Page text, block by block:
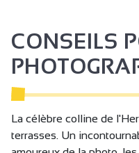
CONSEILS
La célèbre colline de
terrasses. Un